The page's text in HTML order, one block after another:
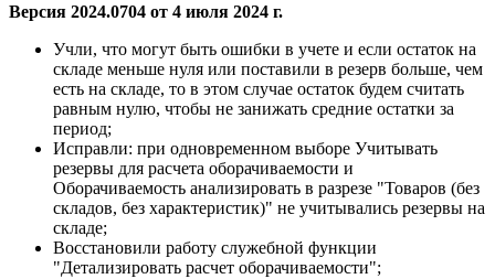
Версия 2024.0704 от 4 июля 2024 г.
Учли, что могут быть ошибки в учете и если остаток на
складе меньше нуля или поставили в резерв больше, чем
есть на складе, то в этом случае остаток будем считать
равным нулю, чтобы не занижать средние остатки за
период;
Исправли: при одновременном выборе Учитывать
резервы для расчета оборачиваемости и
Оборачиваемость анализировать в разрезе "Товаров (без
складов, без характеристик)" не учитывались резервы на
складе;
Восстановили работу служебной функции
"Детализировать расчет оборачиваемости";